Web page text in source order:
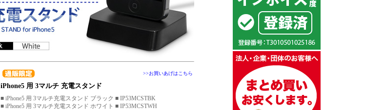
>>お買いあげはこちら
iPhone5 用 3マルチ 充電スタンド
■ iPhone5 用 3マルチ充電スタンド ブラック ■ IP53MCSTBK
■ iPhone5 用 3マルチ充電スタンド ホワイト ■ IP53MCSTWH